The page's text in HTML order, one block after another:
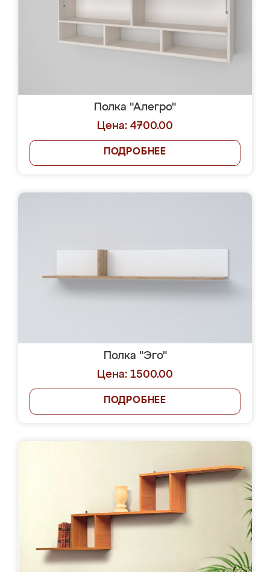
Полка "Алегро"
Цена: 4700.00
ПОДРОБНЕЕ
Полка "Эго"
Цена: 1500.00
ПОДРОБНЕЕ